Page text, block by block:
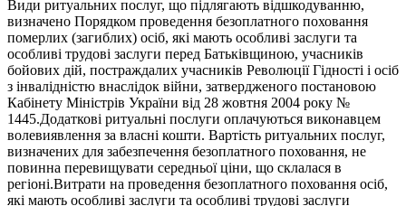
Види ритуальних послуг, що підлягають відшкодуванню,
визначено Порядком проведення безоплатного поховання
померлих (загиблих) осіб, які мають особливі заслуги та
особливі трудові заслуги перед Батьківщиною, учасників
бойових дій, постраждалих учасників Революції Гідності і осіб
з інвалідністю внаслідок війни, затвердженого постановою
Кабінету Міністрів України від 28 жовтня 2004 року №
1445.Додаткові ритуальні послуги оплачуються виконавцем
волевиявлення за власні кошти. Вартість ритуальних послуг,
визначених для забезпечення безоплатного поховання, не
повинна перевищувати середньої ціни, що склалася в
регіоні.Витрати на проведення безоплатного поховання осіб,
які мають особливі заслуги та особливі трудові заслуги